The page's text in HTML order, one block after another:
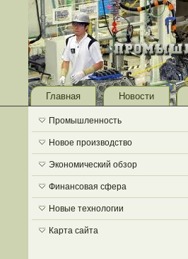
Главная Новости
Промышленность
Новое производство
Экономический обзор
Финансовая сфера
Новые технологии
Карта сайта